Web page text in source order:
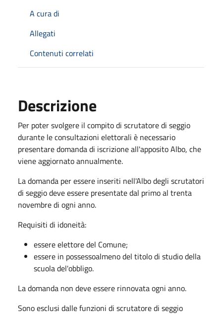
A cura di
Allegati
Contenuti correlati
Descrizione
Per poter svolgere il compito di scrutatore di seggio
durante le consultazioni elettorali è necessario
presentare domanda di iscrizione all'apposito Albo, che
viene aggiornato annualmente.
La domanda per essere inseriti nell'Albo degli scrutatori
di seggio deve essere presentate dal primo al trenta
novembre di ogni anno.
Requisiti di idoneità:
essere elettore del Comune;
essere in possessoalmeno del titolo di studio della
scuola del'obbligo.
La domanda non deve essere rinnovata ogni anno.
Sono esclusi dalle funzioni di scrutatore di seggio